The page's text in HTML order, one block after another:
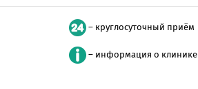
– круглосуточный приём
– информация о клинике